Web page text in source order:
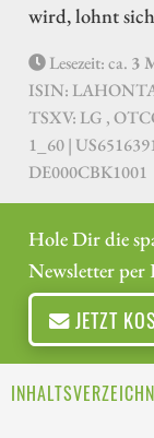
wird, lohnt
Lesezeit: ca. 3
ISIN:
TSXV: LG ,
1_60 |
DE000CBK1001
Hole Dir die
Newsletter per
JETZT